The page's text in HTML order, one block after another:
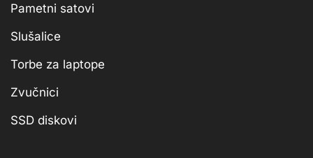
Pametni satovi
Slušalice
Torbe za laptope
Zvučnici
SSD diskovi